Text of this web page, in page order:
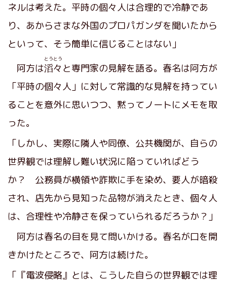
ネルは考えた。平時の個々人は合理的で冷静であ
り、あからさまな外国のプロパガンダを聞いたから
といって、そう簡単に信じることはない」
阿方は滔々
とうとう
と専門家の見解を語る。春名は阿方が
「平時の個々人」に対して常識的な見解を持ってい
ることを意外に思いつつ、黙ってノートにメモを取
った。
「しかし、実際に隣人や同僚、公共機関が、自らの
世界観では理解し難い状況に陥っていればどう
か？ 公務員が横領や詐欺に手を染め、要人が暗殺
され、店先から見知った品物が消えたとき、個々人
は、合理性や冷静さを保っていられるだろうか？」
阿方は春名の目を見て問いかける。春名が口を開
きかけたところで、阿方は続けた。
「『電波侵略』とは、こうした自らの世界観では理